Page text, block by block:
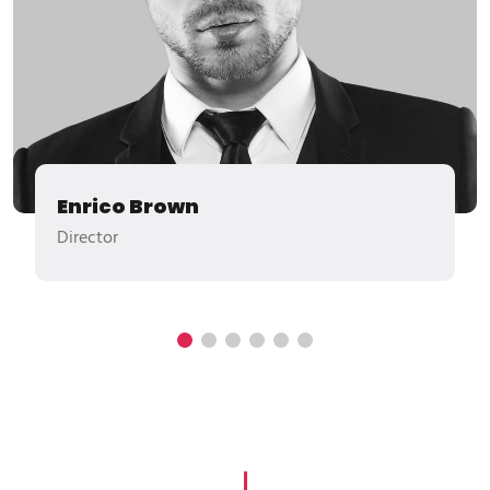
Enrico Brown
Director